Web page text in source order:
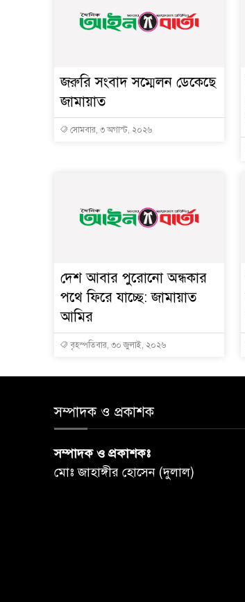
জরুরি সংবাদ সম্মেলন ডেকেছে
জামায়াত
সোমবার, ৩ অগাস্ট, ২০২৬
দেশ আবার পুরোনো অন্ধকার
পথে ফিরে যাচ্ছে: জামায়াত
আমির
বৃহস্পতিবার, ৩০ জুলাই, ২০২৬
সম্পাদক ও প্রকাশক
সম্পাদক ও প্রকাশকঃ
মোঃ জাহাঙ্গীর হোসেন (দুলাল)